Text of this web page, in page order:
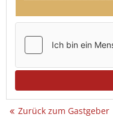
Zurück zum Gastgeber